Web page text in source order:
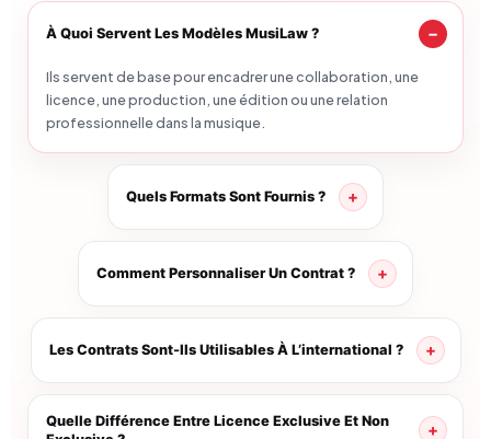
À Quoi Servent Les Modèles MusiLaw ?
Ils servent de base pour encadrer une collaboration, une
licence, une production, une édition ou une relation
professionnelle dans la musique.
Quels Formats Sont Fournis ?
Comment Personnaliser Un Contrat ?
Les Contrats Sont-Ils Utilisables À L’international ?
Quelle Différence Entre Licence Exclusive Et Non